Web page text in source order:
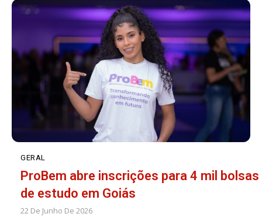
GERAL
ProBem abre inscrições para 4 mil bolsas
de estudo em Goiás
22 De Junho De 2026